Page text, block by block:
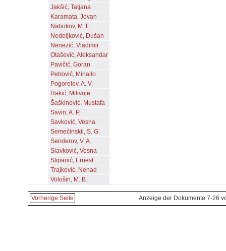
Jakšić, Tatjana
Karamata, Jovan
Nabokov, M. E.
Nedeljković, Dušan
Nenezić, Vladimir
Otašević, Aleksandar
Pavičić, Goran
Petrović, Mihailo
Pogorelov, A. V.
Rakić, Milivoje
Šaškinović, Mustafa
Savin, A. P.
Savković, Vesna
Semečinskii, S. G.
Senderov, V. A.
Slavković, Vesna
Stipanić, Ernest
Trajković, Nenad
Vološin, M. B.
Vorherige Seite Anzeige der Dokumente 7-26